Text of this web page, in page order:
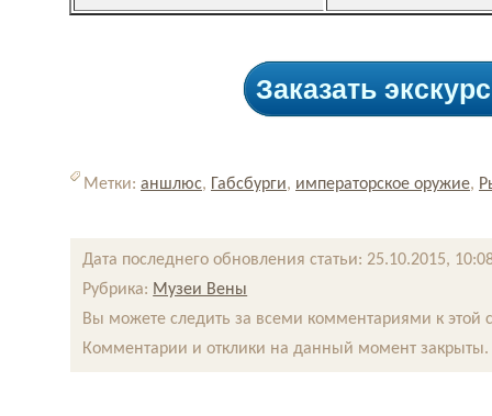
Заказать
Метки: аншлюс, Габсбурги, императорское оружие,
Дата последнего обновления статьи: 25.10.2015,
Рубрика: Музеи Вены
Вы можете следить за всеми комментариями к этой
Комментарии и отклики на данный момент закрыты.